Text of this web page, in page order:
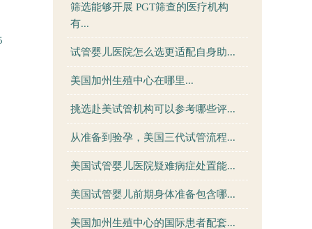
筛选能够开展 PGT筛查的医疗机构
有...
试管婴儿医院怎么选更适配自身助...
美国加州生殖中心在哪里...
挑选赴美试管机构可以参考哪些评...
从准备到验孕，美国三代试管流程...
美国试管婴儿医院疑难病症处置能...
美国试管婴儿前期身体准备包含哪...
美国加州生殖中心的国际患者配套...